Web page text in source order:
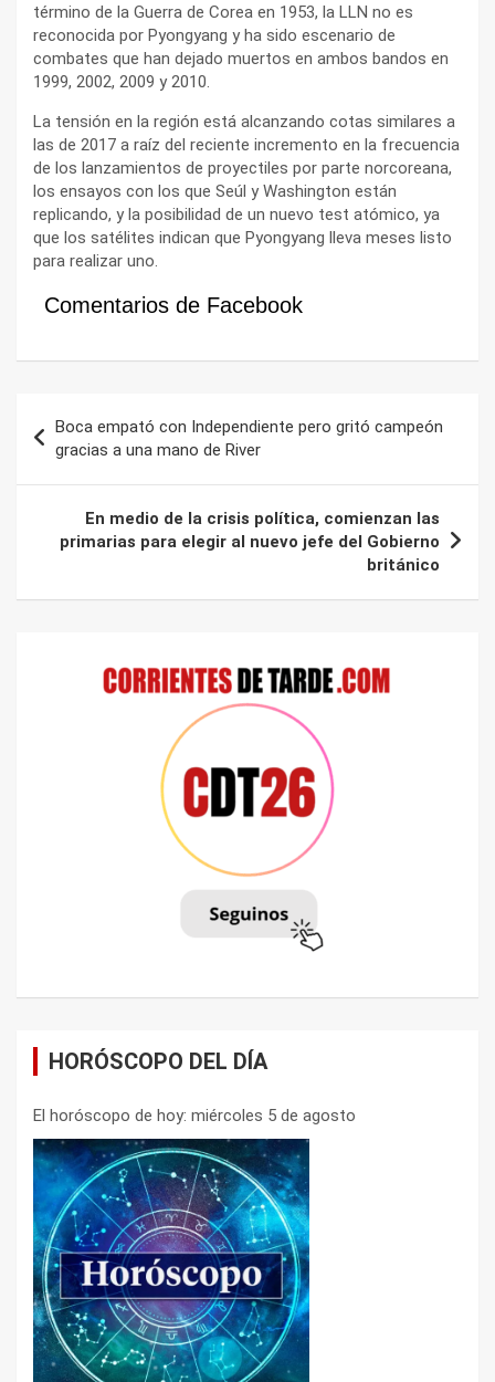
término de la Guerra de Corea en 1953, la LLN no es
reconocida por Pyongyang y ha sido escenario de
combates que han dejado muertos en ambos bandos en
1999, 2002, 2009 y 2010.
La tensión en la región está alcanzando cotas similares a
las de 2017 a raíz del reciente incremento en la frecuencia
de los lanzamientos de proyectiles por parte norcoreana,
los ensayos con los que Seúl y Washington están
replicando, y la posibilidad de un nuevo test atómico, ya
que los satélites indican que Pyongyang lleva meses listo
para realizar uno.
Comentarios de Facebook
de
entradas
Boca empató con Independiente pero gritó campeón
gracias a una mano de River
En medio de la crisis política, comienzan las
primarias para elegir al nuevo jefe del Gobierno
británico
HORÓSCOPO DEL DÍA
El horóscopo de hoy: miércoles 5 de agosto